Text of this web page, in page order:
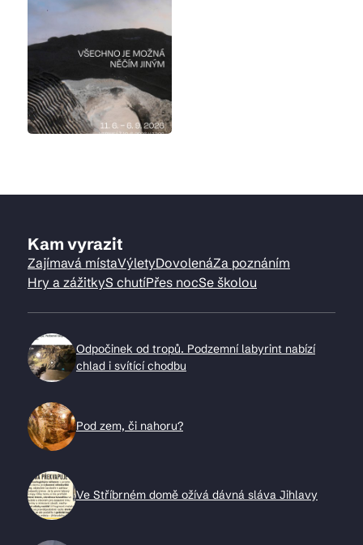
Kam vyrazit
Zajímavá místaVýletyDovolenáZa poznáním
Hry a zážitkyS chutíPřes nocSe školou
Odpočinek od tropů. Podzemní labyrint nabízí
chlad i svítící chodbu
Pod zem, či nahoru?
Ve Stříbrném domě ožívá dávná sláva Jihlavy